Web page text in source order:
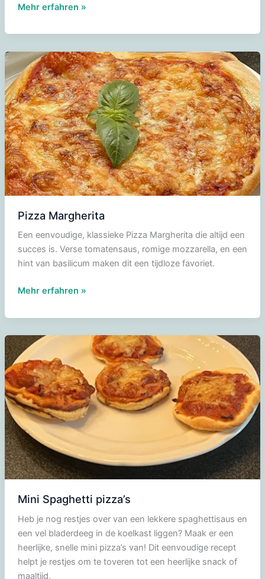
Pizza
Mehr erfahren »
Pizza Margherita
Een eenvoudige, klassieke Pizza Margherita die altijd een
succes is. Verse tomatensaus, romige mozzarella, en een
hint van basilicum maken dit een tijdloze favoriet.
Pizza
Mehr erfahren »
Mini Spaghetti pizza’s
Heb je nog restjes over van een lekkere spaghettisaus en
een vel bladerdeeg in de koelkast liggen? Maak er een
heerlijke, snelle mini pizza’s van! Dit eenvoudige recept
helpt je restjes om te toveren tot een heerlijke snack of
maaltijd.